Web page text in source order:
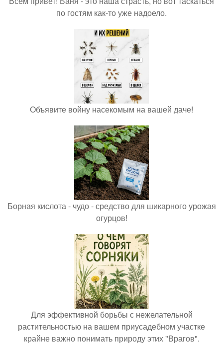
по гостям как-то уже надоело.
Объявите войну насекомым на вашей даче!
Борная кислота - чудо - средство для шикарного урожая
огурцов!
Для эффективной борьбы с нежелательной
растительностью на вашем приусадебном участке
крайне важно понимать природу этих "Врагов".